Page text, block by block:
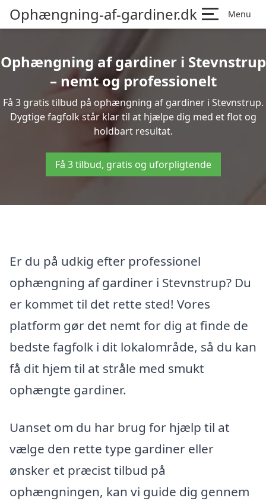
Ophængning-af-gardiner.dk Menu
Ophængning af gardiner i Stevnstrup
– nemt og professionelt
Få 3 gratis tilbud på ophængning af gardiner i Stevnstrup.
Dygtige fagfolk står klar til at hjælpe dig med et flot og
holdbart resultat.
Få 3 tilbud, gratis og uforpligtende
Er du på udkig efter professionel
ophængning af gardiner i Stevnstrup? Du
er kommet til det rette sted! Vores
platform gør det nemt for dig at finde de
bedste fagfolk i dit lokalområde, så du kan
få dit hjem til at stråle med smukt
ophængte gardiner.
Uanset om du har brug for hjælp til at
vælge den rette type gardiner eller
ønsker et præcist tilbud på
ophængningen, kan vi guide dig gennem